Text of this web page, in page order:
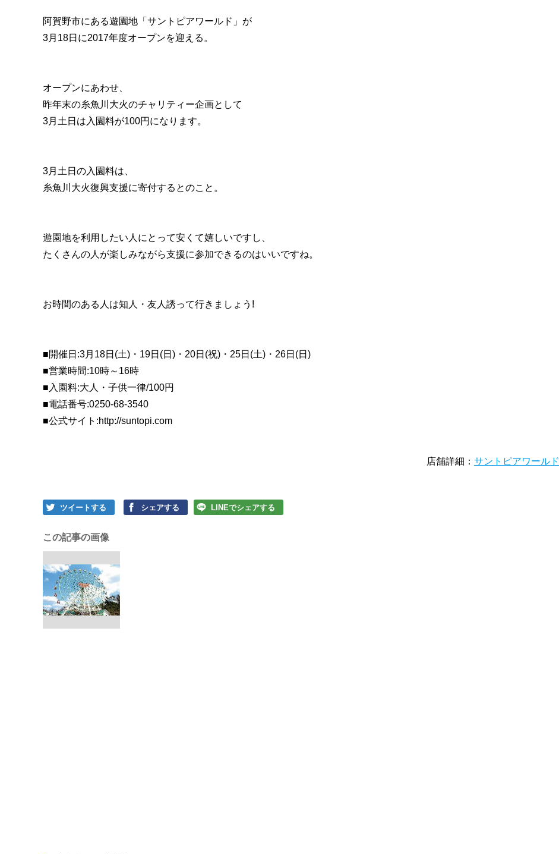
阿賀野市にある遊園地「サントピアワールド」が
3月18日に2017年度オープンを迎える。
オープンにあわせ、
昨年末の糸魚川大火のチャリティー企画として
3月土日は入園料が100円になります。
3月土日の入園料は、
糸魚川大火復興支援に寄付するとのこと。
遊園地を利用したい人にとって安くて嬉しいですし、
たくさんの人が楽しみながら支援に参加できるのはいいですね。
お時間のある人は知人・友人誘って行きましょう!
■開催日:3月18日(土)・19日(日)・20日(祝)・25日(土)・26日(日)
■営業時間:10時～16時
■入園料:大人・子供一律/100円
■電話番号:0250-68-3540
■公式サイト:http://suntopi.com
店舗詳細： サントピアワールド
ツイートする シェアする LINEでシェアする
この記事の画像